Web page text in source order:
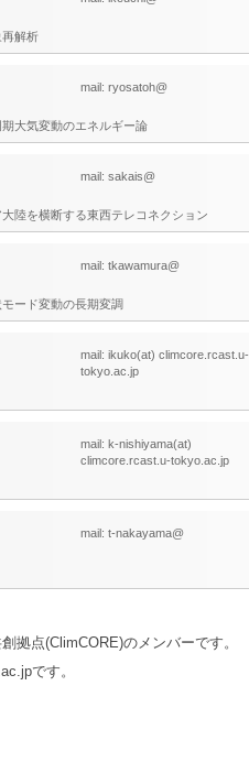
再解析
mail: ryosatoh@
大気変動のエネルギー論
mail: sakais@
大陸を横断する東西テレコネクション
mail: tkawamura@
ード変動の長期変調
mail: ikuko(at) climcore.rcast.u-
tokyo.ac.jp
mail: k-nishiyama(at)
climcore.rcast.u-tokyo.ac.jp
mail: t-nakayama@
拠点(ClimCORE)のメンバーです。
です。